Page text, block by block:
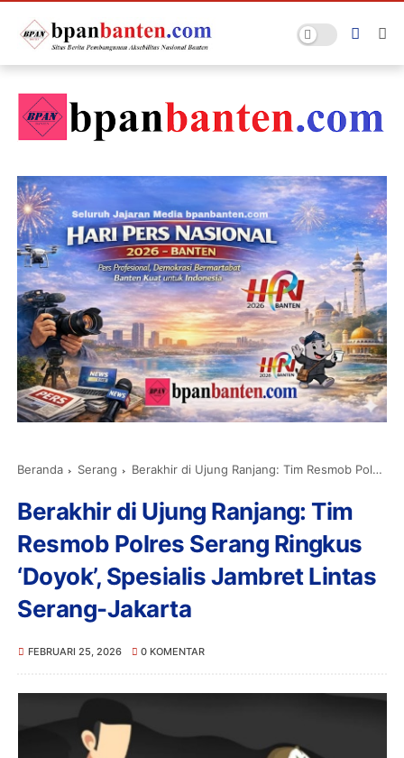
Beranda Serang Berakhir di Ujung Ranjang: Tim Resmob Polres Serang Ringkus ‘Doyok’, Spesialis Jambret Lintas Serang-Jakarta
Berakhir di Ujung Ranjang: Tim
Resmob Polres Serang Ringkus
‘Doyok’, Spesialis Jambret Lintas
Serang-Jakarta
FEBRUARI 25, 2026 0 KOMENTAR